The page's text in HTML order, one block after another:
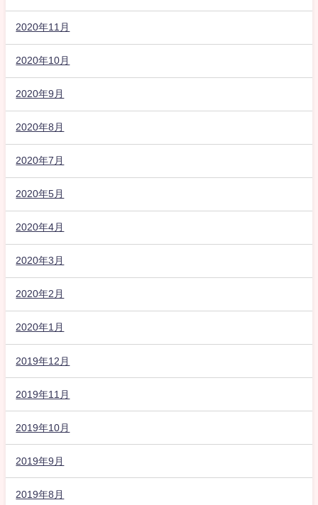
2020年11月
2020年10月
2020年9月
2020年8月
2020年7月
2020年5月
2020年4月
2020年3月
2020年2月
2020年1月
2019年12月
2019年11月
2019年10月
2019年9月
2019年8月